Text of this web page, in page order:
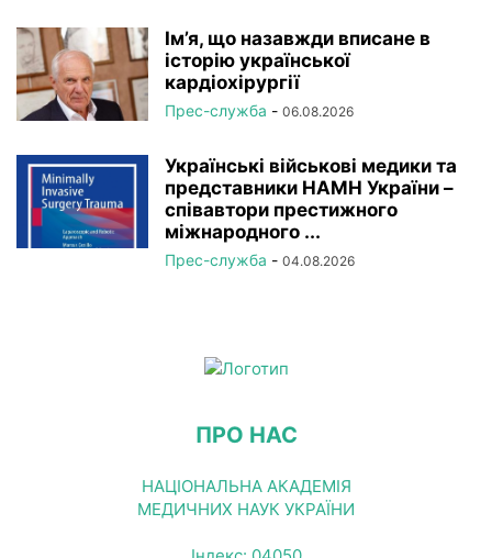
Ім’я, що назавжди вписане в
історію української
кардіохірургії
Прес-служба - 06.08.2026
Українські військові медики та
представники НАМН України –
співавтори престижного
міжнародного ...
Прес-служба - 04.08.2026
ПРО НАС
НАЦІОНАЛЬНА АКАДЕМІЯ
МЕДИЧНИХ НАУК УКРАЇНИ